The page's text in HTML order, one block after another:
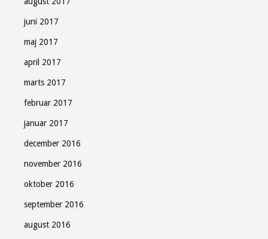
juni 2017
maj 2017
april 2017
marts 2017
februar 2017
januar 2017
december 2016
november 2016
oktober 2016
september 2016
august 2016